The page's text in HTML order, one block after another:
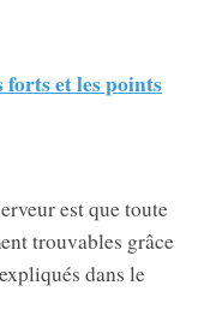
forts et les points
est que toute
trouvables grâce
dans le